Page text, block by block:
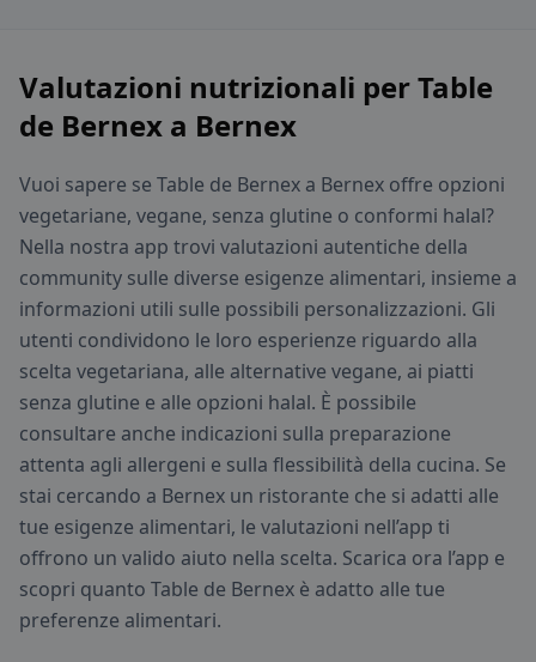
Valutazioni nutrizionali per Table
de Bernex a Bernex
Vuoi sapere se Table de Bernex a Bernex offre opzioni
vegetariane, vegane, senza glutine o conformi halal?
Nella nostra app trovi valutazioni autentiche della
community sulle diverse esigenze alimentari, insieme a
informazioni utili sulle possibili personalizzazioni. Gli
utenti condividono le loro esperienze riguardo alla
scelta vegetariana, alle alternative vegane, ai piatti
senza glutine e alle opzioni halal. È possibile
consultare anche indicazioni sulla preparazione
attenta agli allergeni e sulla flessibilità della cucina. Se
stai cercando a Bernex un ristorante che si adatti alle
tue esigenze alimentari, le valutazioni nell’app ti
offrono un valido aiuto nella scelta. Scarica ora l’app e
scopri quanto Table de Bernex è adatto alle tue
preferenze alimentari.